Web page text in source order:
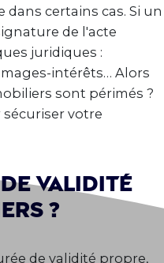
dans certains cas. Si un
de l'acte
juridiques :
intérêts… Alors
sont périmés ?
votre
validité
?
de validité propre,